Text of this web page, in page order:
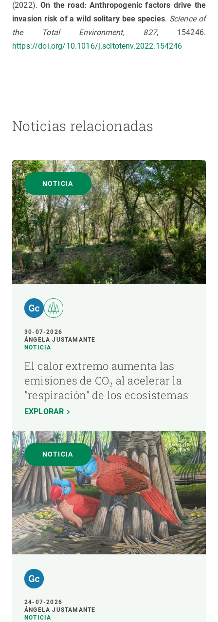
(2022).On the road: Anthropogenic factors drive the
invasion risk of a wild solitary bee species. Science of
the Total Environment, 827, 154246.
https://doi.org/10.1016/j.scitotenv.2022.154246
Noticias relacionadas
NOTICIA
30-07-2026
ÁNGELA JUSTAMANTE
NOTICIA
El calor extremo aumenta las
emisiones de CO₂ al acelerar la
"respiración" de los ecosistemas
EXPLORAR
NOTICIA
24-07-2026
ÁNGELA JUSTAMANTE
NOTICIA